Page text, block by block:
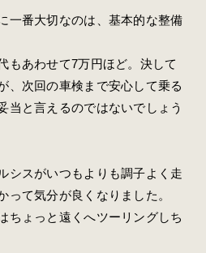
一番大切なのは、基本的な整備
もあわせて7万円ほど。決して
、次回の車検まで安心して乗る
当と言えるのではないでしょう
シスがいつもよりも調子よく走
って気分が良くなりました。
ちょっと遠くへツーリングしち